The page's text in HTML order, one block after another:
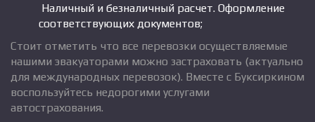
Наличный и безналичный расчет. Оформление
соответствующих документов;
Стоит отметить что все перевозки осуществляемые
нашими эвакуаторами можно застраховать (актуально
для международных перевозок). Вместе с Буксиркином
воспользуйтесь недорогими услугами
автострахования.